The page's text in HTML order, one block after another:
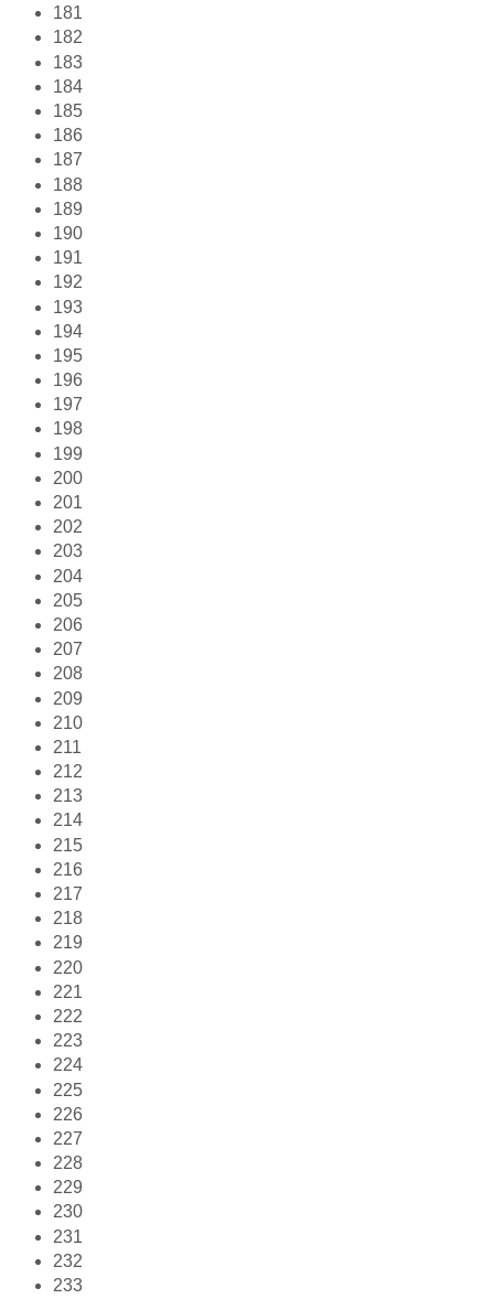
181
182
183
184
185
186
187
188
189
190
191
192
193
194
195
196
197
198
199
200
201
202
203
204
205
206
207
208
209
210
211
212
213
214
215
216
217
218
219
220
221
222
223
224
225
226
227
228
229
230
231
232
233